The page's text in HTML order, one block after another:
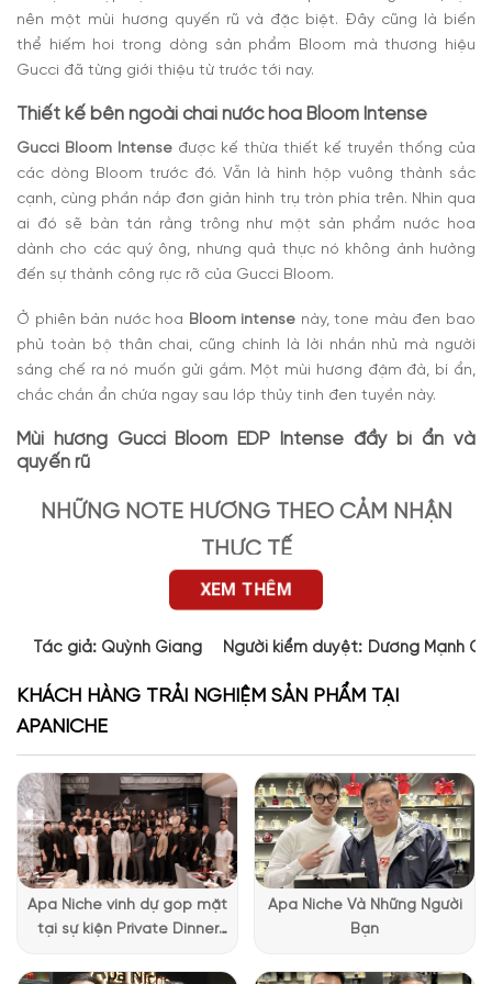
nên một mùi hương quyến rũ và đặc biệt. Đây cũng là biến
thể hiếm hoi trong dòng sản phẩm Bloom mà thương hiệu
Gucci đã từng giới thiệu từ trước tới nay.
Thiết kế bên ngoài chai nước hoa Bloom Intense
Gucci Bloom Intense được kế thừa thiết kế truyền thống của
các dòng Bloom trước đó. Vẫn là hình hộp vuông thành sắc
cạnh, cùng phần nắp đơn giản hình trụ tròn phía trên. Nhìn qua
ai đó sẽ bàn tán rằng trông như một sản phẩm nước hoa
dành cho các quý ông, nhưng quả thực nó không ảnh hưởng
đến sự thành công rực rỡ của Gucci Bloom.
Ở phiên bản nước hoa Bloom intense này, tone màu đen bao
phủ toàn bộ thân chai, cũng chính là lời nhắn nhủ mà người
sáng chế ra nó muốn gửi gắm. Một mùi hương đậm đà, bí ẩn,
chắc chắn ẩn chứa ngay sau lớp thủy tinh đen tuyền này.
Mùi hương Gucci Bloom EDP Intense đầy bí ẩn và
quyến rũ
NHỮNG NOTE HƯƠNG THEO CẢM NHẬN
THỰC TẾ
163 (15,15%) 146 (13,57%)
102 (9,48%) 100 (9,29%) 75 (6,97%)
TOP NOTES
Quả Lê Gừng Quýt
MIDDLE NOTES
XEM THÊM
Tác giả: Quỳnh Giang Người kiểm duyệt: Dương Mạnh
KHÁCH HÀNG TRẢI NGHIỆM SẢN PHẨM TẠI
APANICHE
Apa Niche vinh dự góp mặt
tại sự kiện Private Dinner
Vietnam
Apa Niche Và Những Người
Bạn